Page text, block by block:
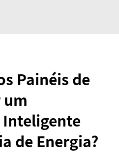
Painéis de
um
de Energia?